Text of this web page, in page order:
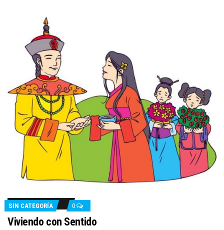
SIN CATEGORÍA 0
Viviendo con Sentido